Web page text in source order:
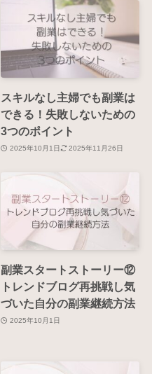
スキルなし主婦でも副業は
できる！失敗しないための
3つのポイント
2025年10月1日 2025年11月26日
副業スタートストーリー⑫
トレンドブログ再挑戦し気
づいた自分の副業継続方法
2025年10月1日